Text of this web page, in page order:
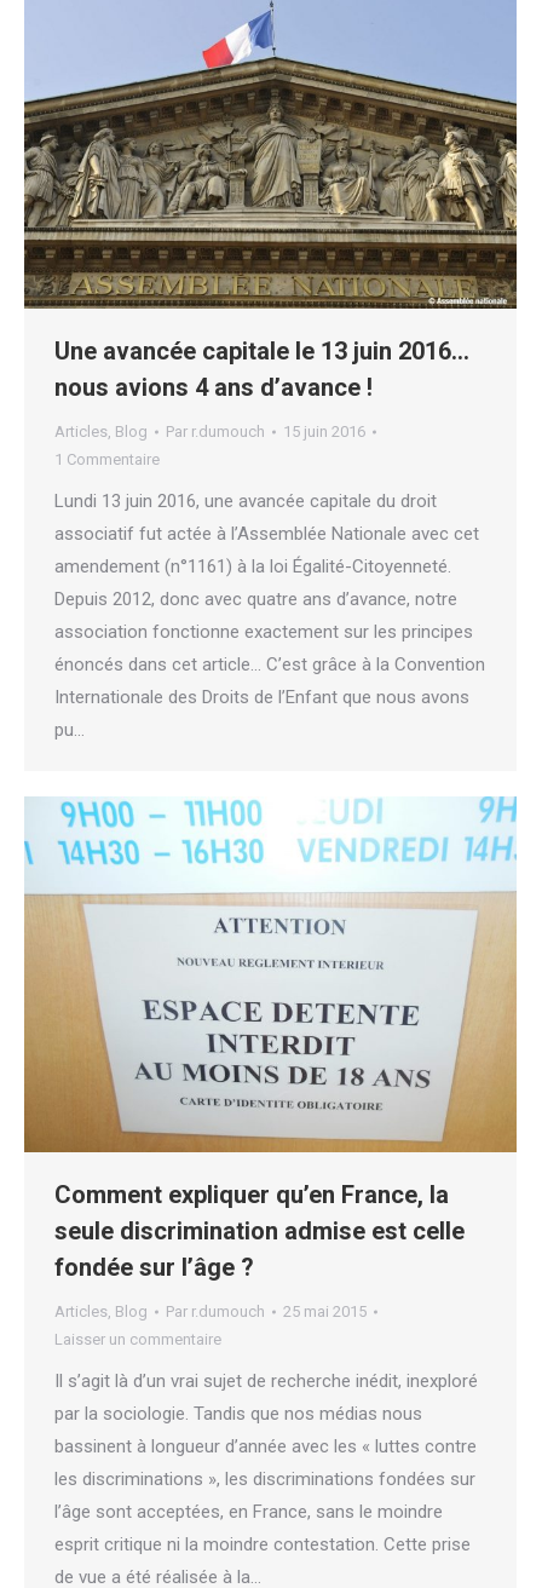
Une avancée capitale le 13 juin 2016…
nous avions 4 ans d’avance !
Articles, Blog Par r.dumouch
15 juin 2016
1 Commentaire
Lundi 13 juin 2016, une avancée capitale du droit
associatif fut actée à l’Assemblée Nationale avec cet
amendement (n°1161) à la loi Égalité-Citoyenneté.
Depuis 2012, donc avec quatre ans d’avance, notre
association fonctionne exactement sur les principes
énoncés dans cet article… C’est grâce à la Convention
Internationale des Droits de l’Enfant que nous avons
pu…
Comment expliquer qu’en France, la
seule discrimination admise est celle
fondée sur l’âge ?
Articles, Blog Par r.dumouch
25 mai 2015
Laisser un commentaire
Il s’agit là d’un vrai sujet de recherche inédit, inexploré
par la sociologie. Tandis que nos médias nous
bassinent à longueur d’année avec les « luttes contre
les discriminations », les discriminations fondées sur
l’âge sont acceptées, en France, sans le moindre
esprit critique ni la moindre contestation. Cette prise
de vue a été réalisée à la…